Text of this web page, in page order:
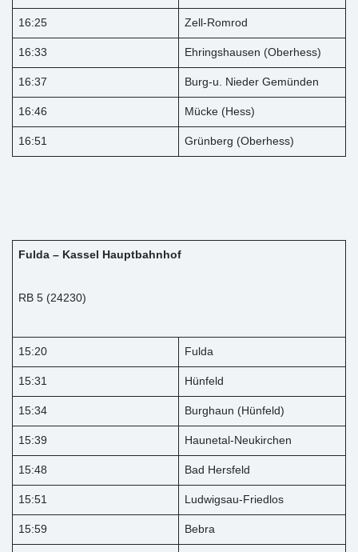
16:25 Zell-Romrod
16:33 Ehringshausen (Oberhess)
16:37 Burg-u. Nieder Gemünden
16:46 Mücke (Hess)
16:51 Grünberg (Oberhess)
Fulda – Kassel Hauptbahnhof
RB 5 (24230)
15:20 Fulda
15:31 Hünfeld
15:34 Burghaun (Hünfeld)
15:39 Haunetal-Neukirchen
15:48 Bad Hersfeld
15:51 Ludwigsau-Friedlos
15:59 Bebra